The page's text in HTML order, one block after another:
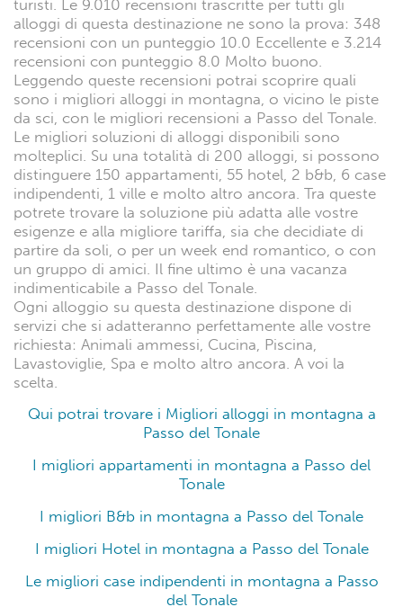
B&b e case vacanza Passo
del Tonale: le migliori
soluzioni di alloggi
Passo del Tonale è una meta molto apprezzata dai
turisti. Le 9.010 recensioni trascritte per tutti gli
alloggi di questa destinazione ne sono la prova: 348
recensioni con un punteggio 10.0 Eccellente e 3.214
recensioni con punteggio 8.0 Molto buono.
Leggendo queste recensioni potrai scoprire quali
da sci, con le migliori recensioni a Passo del Tonale.
Le migliori soluzioni di alloggi disponibili sono
distinguere 150 appartamenti, 55 hotel, 2 b&b, 6 case
indipendenti, 1 ville e molto altro ancora. Tra queste
potrete trovare la soluzione più adatta alle vostre
esigenze e alla migliore tariffa, sia che decidiate di
partire da soli, o per un week end romantico, o con